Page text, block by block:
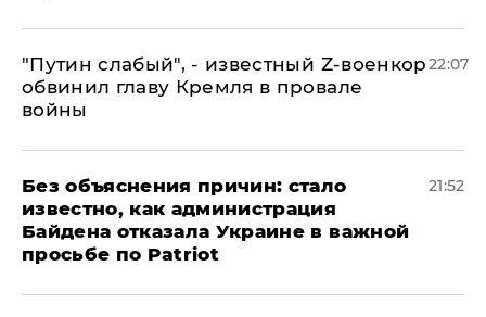
​"Путин слабый", - известный Z-военкор
обвинил главу Кремля в провале
войны
22:07
Без объяснения причин: стало
известно, как администрация
Байдена отказала Украине в важной
просьбе по Patriot
21:52